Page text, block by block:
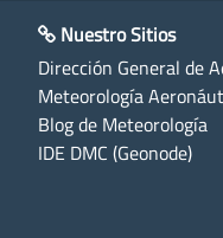
Nuestro Sitios
Dirección General de
Meteorología
Blog de Meteorología
IDE DMC (Geonode)